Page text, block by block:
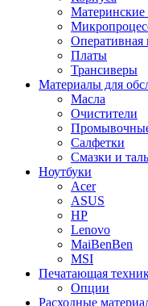
Материнские
Оперативная
Платы
Трансиверы
Материалы для
Масла
Очистители
Салфетки
Смазки и
Ноутбуки
Acer
ASUS
HP
Lenovo
MaiBenBen
MSI
Печатающая
Опции
Расходные